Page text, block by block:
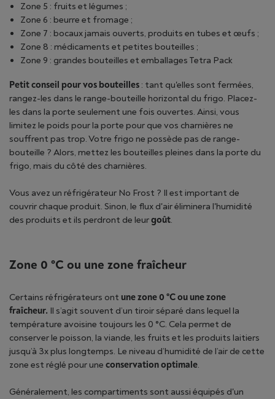
Zone 5 : fruits et légumes ;
Zone 6 : beurre et fromage ;
Zone 7 : bocaux jamais ouverts, produits en tubes et œufs ;
Zone 8 : médicaments et petites bouteilles ;
Zone 9 : grandes bouteilles et emballages Tetra Pack
Petit conseil pour vos bouteilles : tant qu'elles sont fermées,
rangez-les dans le range-bouteille horizontal du frigo. Placez-
les dans la porte seulement une fois ouvertes. Ainsi, vous
limitez le poids pour la porte pour que vos charnières ne
souffrent pas trop. Votre frigo ne possède pas de range-
bouteille ? Alors, mettez les bouteilles pleines dans la porte du
frigo, mais du côté des charnières.
Vous avez un réfrigérateur No Frost ? Il est important de
couvrir chaque produit. Sinon, le flux d'air éliminera l'humidité
des produits et ils perdront de leurgoût.
Zone 0 °C ou une zone fraîcheur
Certains réfrigérateurs ont une zone 0 °C ou une zone
fraîcheur. Il s’agit souvent d’un tiroir séparé dans lequel la
température avoisine toujours les 0 °C. Cela permet de
conserver le poisson, la viande, les fruits et les produits laitiers
jusqu’à 3x plus longtemps. Le niveau d’humidité de l’air de cette
zone est réglé pour une conservation optimale.
Généralement, les compartiments sont aussi équipés d'un